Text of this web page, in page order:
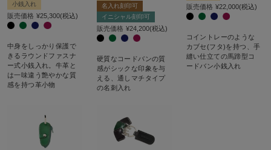
小銭入れ
販売価格 ¥25,300 税込
中身をしっかり保護で
きるラウンドファスナ
ー式小銭入れ。牛革と
は一味違う艶やかな質
感を持つ革小物
名入れ刻印可
イニシャル刻印可
販売価格 ¥24,200 税込
硬質なコードバンの質
感がシックな印象を与
える、通しマチタイプ
の名刺入れ
販売価格 ¥22,000 税込
コイントレーのような
カブセ(フタ)を持つ、手
縫い仕立ての馬蹄型コ
ードバン小銭入れ